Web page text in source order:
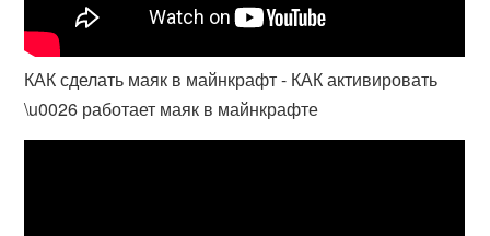
КАК сделать маяк в майнкрафт - КАК активировать
\u0026 работает маяк в майнкрафте